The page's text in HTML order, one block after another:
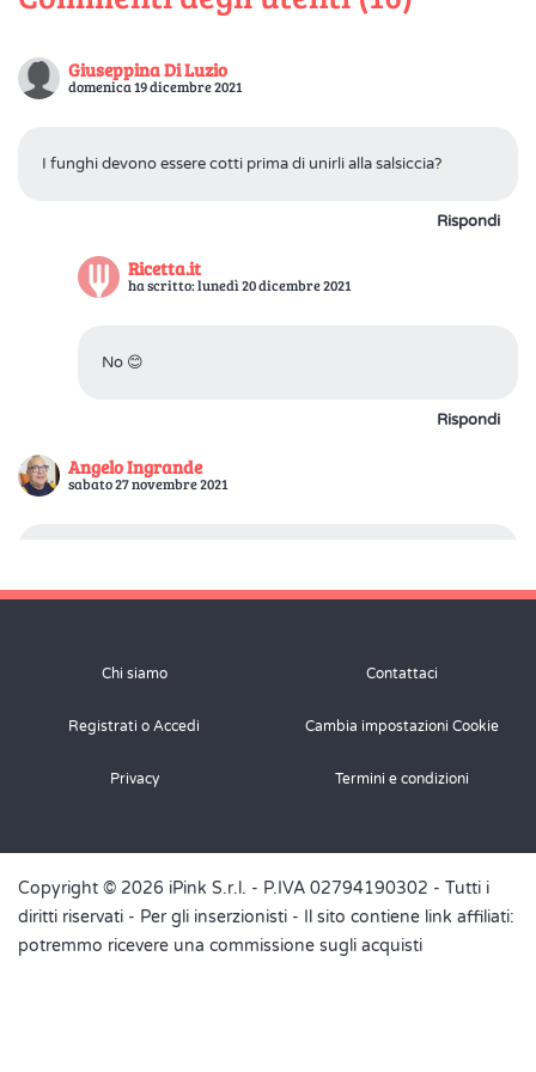
Giuseppina Di Luzio
domenica 19 dicembre 2021
I funghi devono essere cotti prima di unirli alla salsiccia?
Rispondi
Ricetta.it
ha scritto: lunedì 20 dicembre 2021
No 😊
Rispondi
Angelo Ingrande
sabato 27 novembre 2021
Ricetta.it
ha scritto: domenica 28 novembre 2021
domenica 4 ottobre 2020
Apposta della besciamella cosa posso sostituire
Chi siamo Contattaci
Registrati o Accedi Cambia impostazioni Cookie
Privacy Termini e condizioni
Copyright © 2026 iPink S.r.l. - P.IVA 02794190302 - Tutti i
diritti riservati - Per gli inserzionisti - Il sito contiene link affiliati:
potremmo ricevere una commissione sugli acquisti